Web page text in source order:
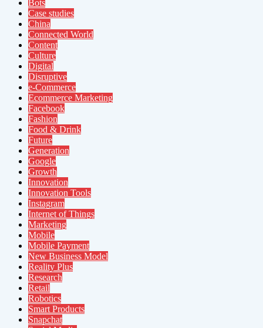
Bots
Case studies
China
Connected World
Content
Culture
Digital
Disruptive
e-Commerce
Ecommerce Marketing
Facebook
Fashion
Food & Drink
Future
Generation
Google
Growth
Innovation
Innovation Tools
Instagram
Internet of Things
Marketing
Mobile
Mobile Payment
New Business Model
Reality Plus
Research
Retail
Robotics
Smart Products
Snapchat